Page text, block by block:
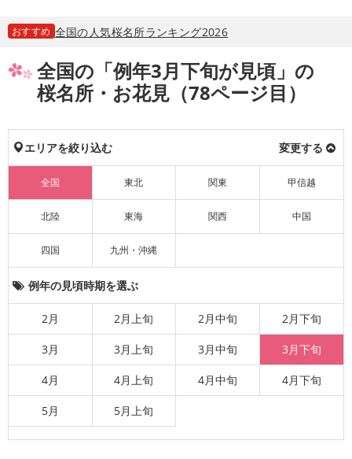
おすすめ 全国の人気桜名所ランキング2026
全国の「例年3月下旬が見頃」の
桜名所・お花見（78ページ目）
エリアを絞り込む 変更する
全国 東北 関東 甲信越
北陸 東海 関西 中国
四国 九州・沖縄
例年の見頃時期を選ぶ
2月 2月上旬 2月中旬 2月下旬
3月 3月上旬 3月中旬 3月下旬
4月 4月上旬 4月中旬 4月下旬
5月 5月上旬